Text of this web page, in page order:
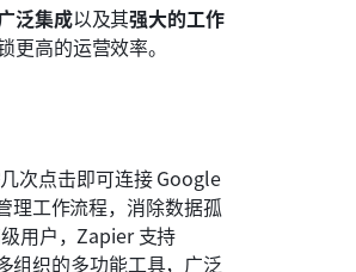
泛集成以及其强大的工作
高的运营效率。
次点击即可连接 Google
理工作流程，消除数据孤
用户，Zapier 支持
组织的多功能工具，广泛